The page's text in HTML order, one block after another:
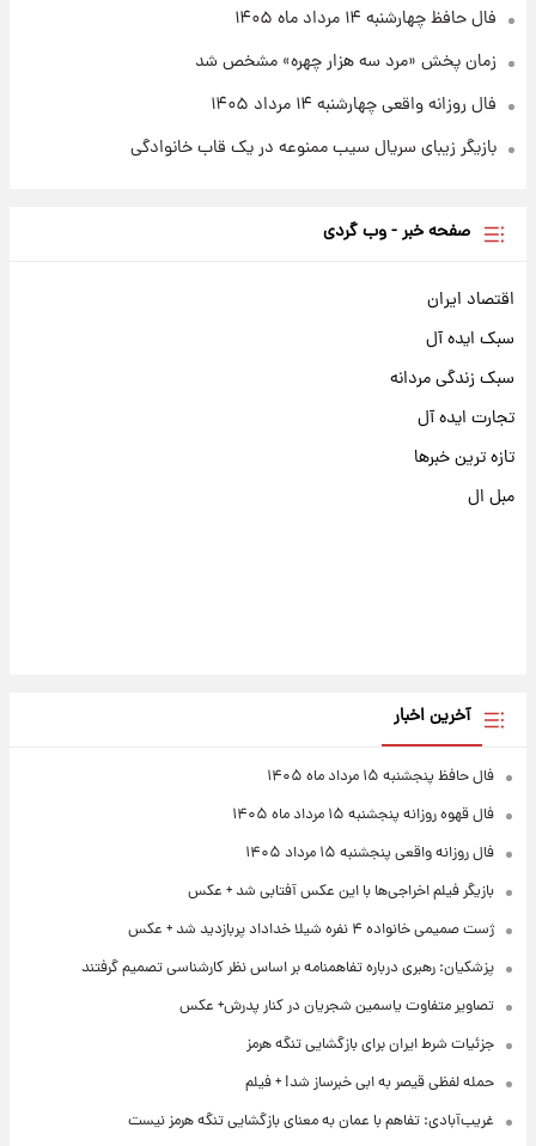
فال حافظ چهارشنبه ۱۴ مرداد ماه ۱۴۰۵
زمان پخش «مرد سه هزار چهره» مشخص شد
فال روزانه واقعی چهارشنبه ۱۴ مرداد ۱۴۰۵
بازیگر زیبای سریال سیب ممنوعه در یک قاب خانوادگی
صفحه خبر - وب گردی
اقتصاد ایران
سبک ایده آل
سبک زندگی مردانه
تجارت ایده آل
تازه ترین خبرها
مبل ال
آخرین اخبار
فال حافظ پنجشنبه ۱۵ مرداد ماه ۱۴۰۵
فال قهوه روزانه پنجشنبه ۱۵ مرداد ماه ۱۴۰۵
فال روزانه واقعی پنجشنبه ۱۵ مرداد ۱۴۰۵
بازیگر فیلم اخراجی‌ها با این عکس آفتابی شد + عکس
ژست صمیمی خانواده ۴ نفره شیلا خداداد پربازدید شد + عکس
پزشکیان: رهبری درباره تفاهمنامه بر اساس نظر کارشناسی تصمیم گرفتند
تصاویر متفاوت یاسمین شجریان در کنار پدرش+ عکس
جزئیات شرط ایران برای بازگشایی تنگه هرمز
حمله لفظی قیصر به ابی خبرساز شد! + فیلم
غریب‌آبادی: تفاهم با عمان به معنای بازگشایی تنگه هرمز نیست